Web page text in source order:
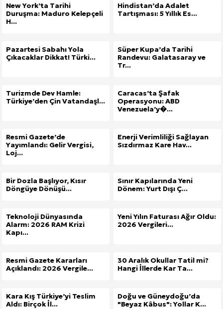
New York’ta Tarihi
Duruşma: Maduro Kelepçeli
H...
Hindistan’da Adalet
Tartışması: 5 Yıllık Es...
Pazartesi Sabahı Yola
Çıkacaklar Dikkat! Türki...
Süper Kupa’da Tarihi
Randevu: Galatasaray ve
Tr...
Turizmde Dev Hamle:
Türkiye’den Çin Vatandaşl...
Caracas’ta Şafak
Operasyonu: ABD
Venezuela’y�...
Resmi Gazete’de
Yayımlandı: Gelir Vergisi,
Loj...
Enerji Verimliliği Sağlayan
Sızdırmaz Kare Hav...
Bir Dozla Başlıyor, Kısır
Döngüye Dönüşü...
Sınır Kapılarında Yeni
Dönem: Yurt Dışı Ç...
Teknoloji Dünyasında
Alarm: 2026 RAM Krizi
Kapı...
Yeni Yılın Faturası Ağır Oldu:
2026 Vergileri...
Resmi Gazete Kararları
Açıklandı: 2026 Vergile...
30 Aralık Okullar Tatil mi?
Hangi İllerde Kar Ta...
Kara Kış Türkiye’yi Teslim
Aldı: Birçok İl...
Doğu ve Güneydoğu’da
"Beyaz Kâbus": Yollar K...